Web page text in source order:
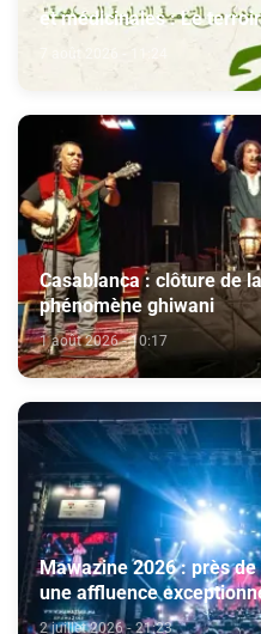
et médicinales : Le
Casablanca : clôture de
phénomène ghiwani
1 août 2026 - 10:17
Mawazine 2026 : près
une affluence
2 juillet 2026 - 21:23